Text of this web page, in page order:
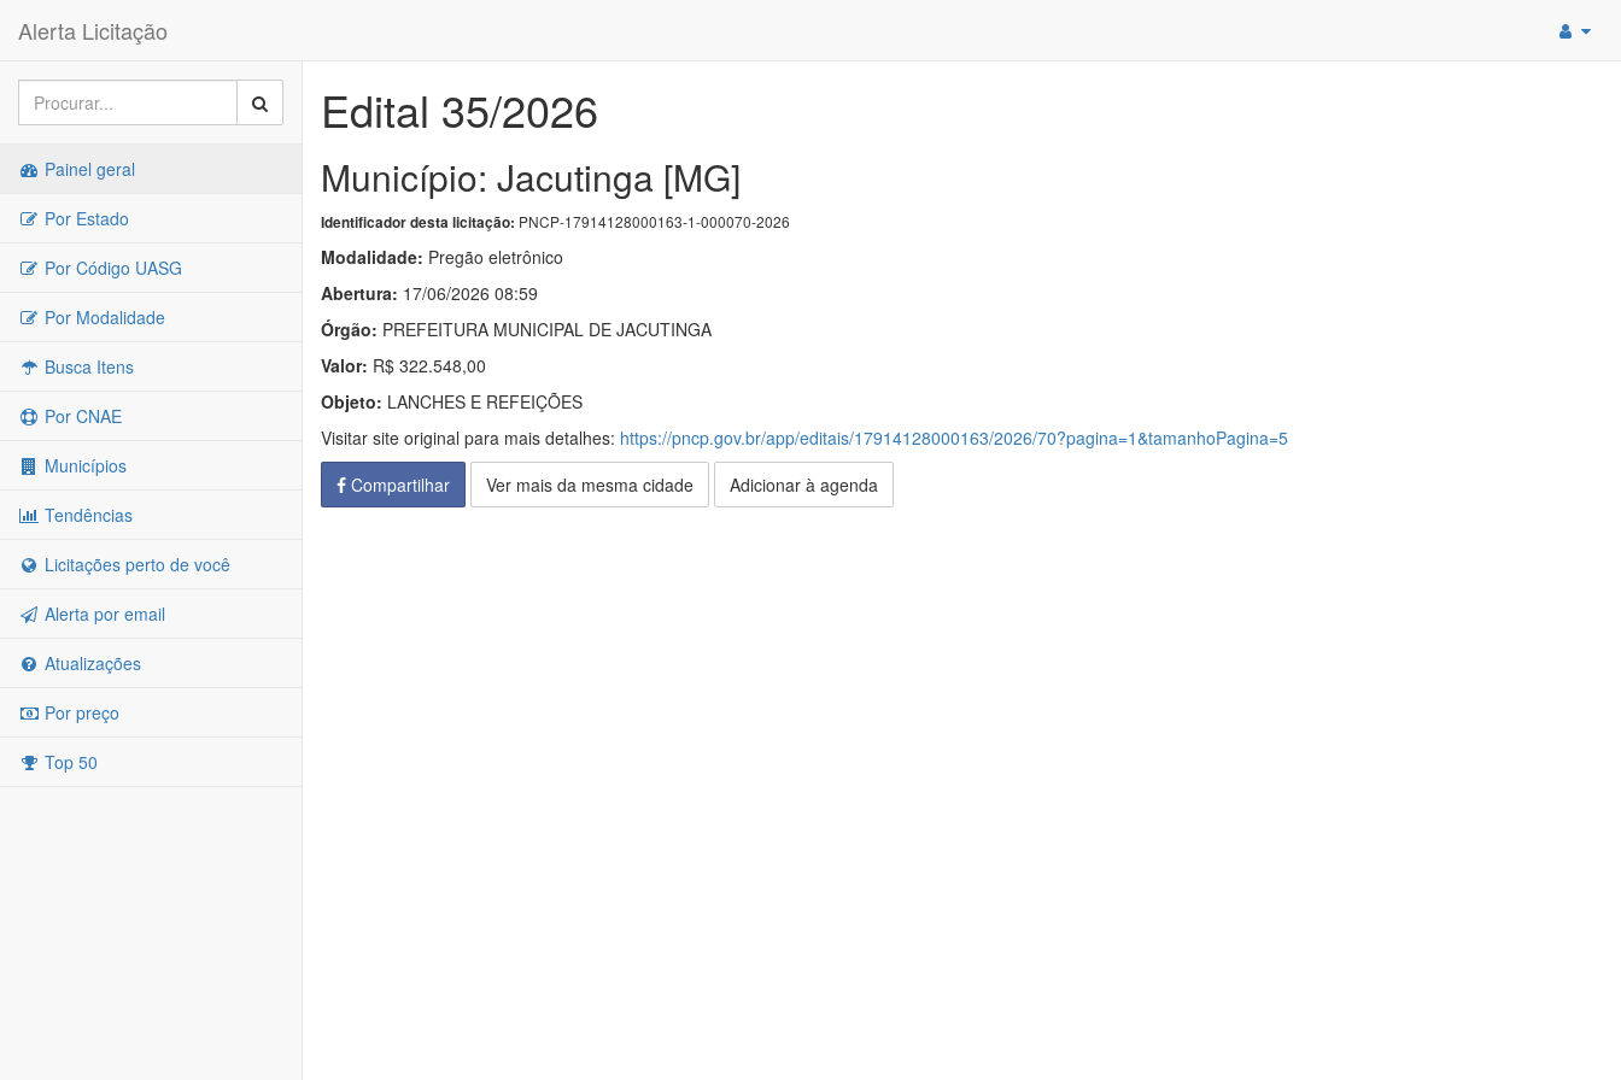
Alerta Licitação
Painel geral
Por Estado
Por Código UASG
Por Modalidade
Busca Itens
Por CNAE
Municípios
Tendências
Licitações perto de você
Alerta por email
Atualizações
Por preço
Top 50
Edital 35/2026
Município: Jacutinga [MG]
Identificador desta licitação: PNCP-17914128000163-1-000070-2026
Modalidade: Pregão eletrônico
Abertura: 17/06/2026 08:59
Órgão: PREFEITURA MUNICIPAL DE JACUTINGA
Valor: R$ 322.548,00
Objeto: LANCHES E REFEIÇÕES
Visitar site original para mais detalhes: https://pncp.gov.br/app/editais/17914128000163/2026/70?pagina=1&tamanhoPagina=5
Compartilhar
Ver mais da mesma cidade Adicionar à agenda